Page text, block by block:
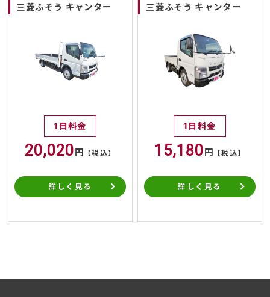
三菱ふそう キャンター
1日料金
20,020 円 【税込】
詳しく見る
三菱ふそう キャンター
1日料金
15,180 円 【税込】
詳しく見る